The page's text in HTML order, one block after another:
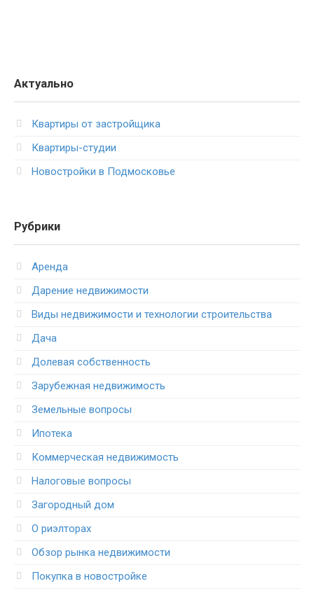
Актуально
Квартиры от застройщика
Квартиры-студии
Новостройки в Подмосковье
Рубрики
Аренда
Дарение недвижимости
Виды недвижимости и технологии строительства
Дача
Долевая собственность
Зарубежная недвижимость
Земельные вопросы
Ипотека
Коммерческая недвижимость
Налоговые вопросы
Загородный дом
О риэлторах
Обзор рынка недвижимости
Покупка в новостройке